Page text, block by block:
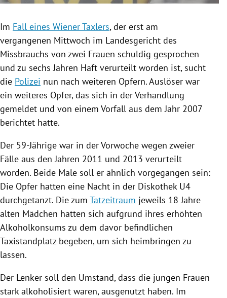
Untermenü
Untermenü
Im Fall eines Wiener Taxlers, der erst am
vergangenen Mittwoch im Landesgericht des
Missbrauchs von zwei Frauen schuldig gesprochen
und zu sechs Jahren Haft verurteilt worden ist, sucht
die Polizei nun nach weiteren Opfern. Auslöser war
ein weiteres Opfer, das sich in der Verhandlung
gemeldet und von einem Vorfall aus dem Jahr 2007
berichtet hatte.
Der 59-Jährige war in der Vorwoche wegen zweier
Fälle aus den Jahren 2011 und 2013 verurteilt
worden. Beide Male soll er ähnlich vorgegangen sein:
Die Opfer hatten eine Nacht in der Diskothek U4
durchgetanzt. Die zum Tatzeitraum jeweils 18 Jahre
alten Mädchen hatten sich aufgrund ihres erhöhten
Alkoholkonsums zu dem davor befindlichen
Taxistandplatz begeben, um sich heimbringen zu
lassen.
Der Lenker soll den Umstand, dass die jungen Frauen
stark alkoholisiert waren, ausgenutzt haben. Im